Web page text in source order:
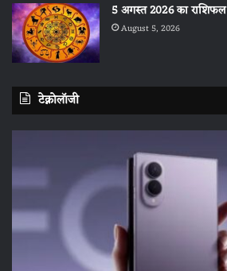
5 अगस्त 2026 का राशिफल
August 5, 2026
टेक्नोलॉजी